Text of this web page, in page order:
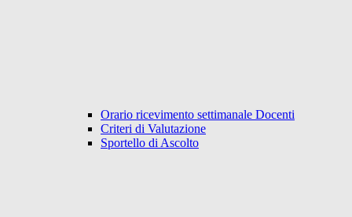
Orario ricevimento settimanale Docenti
Criteri di Valutazione
Sportello di Ascolto